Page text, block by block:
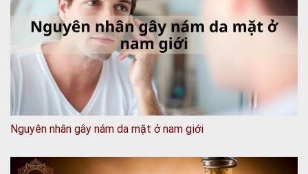
Nguyên nhân gây nám da mặt ở nam giới